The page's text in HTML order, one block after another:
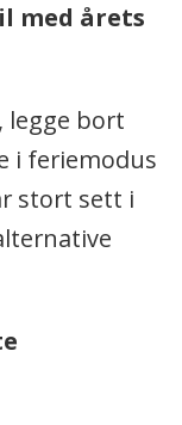
med årets
legge bort
i feriemodus
stort sett i